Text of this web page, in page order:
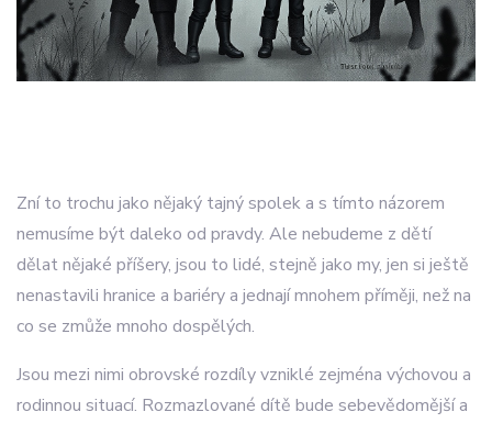
Zní to trochu jako nějaký tajný spolek a s tímto názorem
nemusíme být daleko od pravdy. Ale nebudeme z dětí
dělat nějaké příšery, jsou to lidé, stejně jako my, jen si ještě
nenastavili hranice a bariéry a jednají mnohem příměji, než na
co se zmůže mnoho dospělých.
Jsou mezi nimi obrovské rozdíly vzniklé zejména výchovou a
rodinnou situací. Rozmazlované dítě bude sebevědomější a